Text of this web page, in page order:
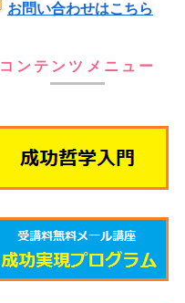
お問い合わせはこちら
コンテンツメニュー